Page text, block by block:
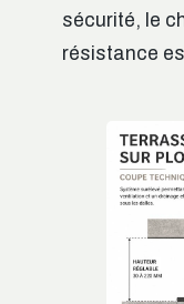
sécurité, le
résistance